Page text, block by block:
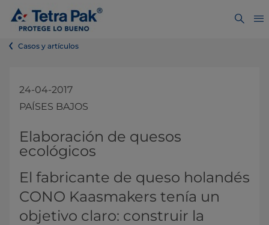
Casos y artículos
24-04-2017
PAÍSES BAJOS
Elaboración de quesos
ecológicos
El fabricante de queso holandés
CONO Kaasmakers tenía un
objetivo claro: construir la